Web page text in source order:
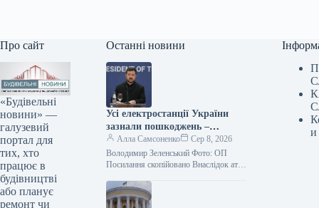
Про сайт
«Будівельні
новини» —
галузевий
портал для
тих, хто
працює в
будівництві
або планує
ремонт чи
Останні новини
Усі електростанції України
зазнали пошкоджень –
Зеленський
Алла Самсоненко
Сер 8, 2026
Володимир Зеленський Фото: ОП
Посилання скопійовано Внаслідок атак
жодного цілого об’єкта
енергогенерації в Україні.…
и